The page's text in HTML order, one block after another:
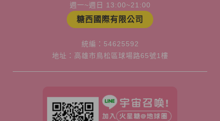
週一~週日 13:00~21:00
糖西國際有限公司
統編：54625592
地址：高雄市鳥松區球場路65號1樓